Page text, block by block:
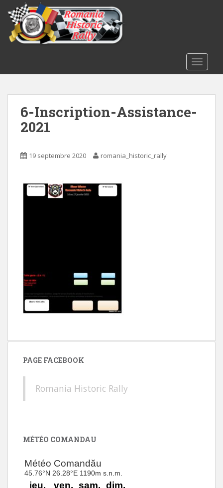
m
6-Inscription-Assistance-
2021
19 septembre 2020 romania_historic_rally
PAGE FACEBOOK
Romania Historic Rally
MÉTÉO COMANDAU